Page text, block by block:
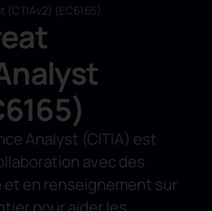
(EC6165)
Analyst (C|TIA) est
avec des
en renseignement sur